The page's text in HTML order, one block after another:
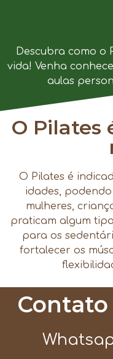
Descubra como o
vida! Venha
aulas
O Pilates
O Pilates é
idades,
mulheres,
praticam algum
para os
fortalecer os